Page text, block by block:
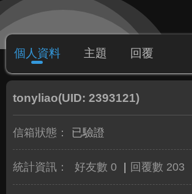
個人資料 主題 回覆
tonyliao(UID: 2393121)
信箱狀態： 已驗證
統計資訊： 好友數 0 回覆數 203